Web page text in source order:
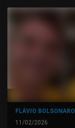
FLÁVIO BOLSONARO
11/02/2026